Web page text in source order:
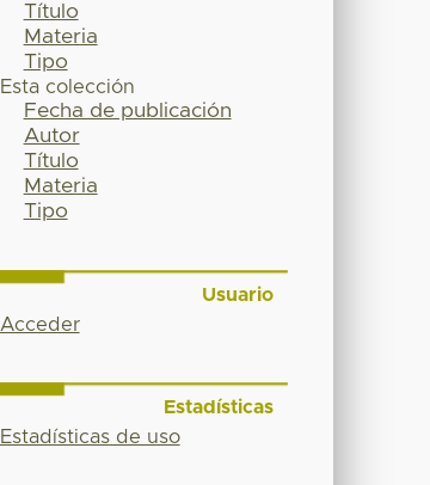
Título
Materia
Tipo
Esta colección
Fecha de publicación
Autor
Título
Materia
Tipo
Usuario
Acceder
Estadísticas
Estadísticas de uso